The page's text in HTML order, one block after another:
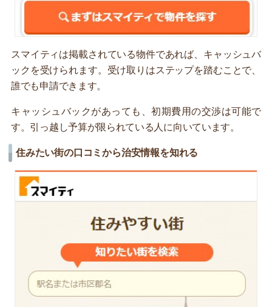
スマイティは掲載されている物件であれば、キャッシュバ
ックを受けられます。受け取りはステップを踏むことで、
誰でも申請できます。
キャッシュバックがあっても、初期費用の交渉は可能で
す。引っ越し予算が限られている人に向いています。
住みたい街の口コミから治安情報を知れる